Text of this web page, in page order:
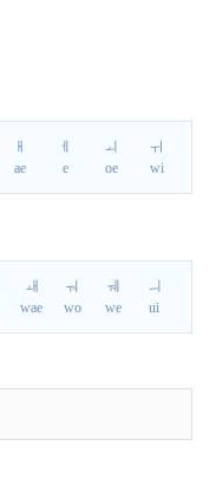
ㅐ
ae
ㅔ
e
ㅚ
oe
ㅟ
wi
ㅙ
wae
ㅝ
wo
ㅞ
we
ㅢ
ui